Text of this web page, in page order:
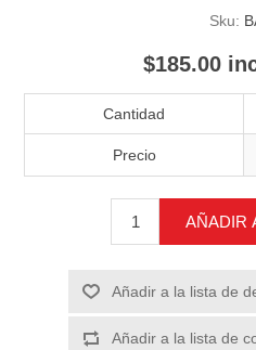
Sku:
$185.00
Cantidad
Precio
AÑADIR
Añadir a la lista de
Añadir a la lista de